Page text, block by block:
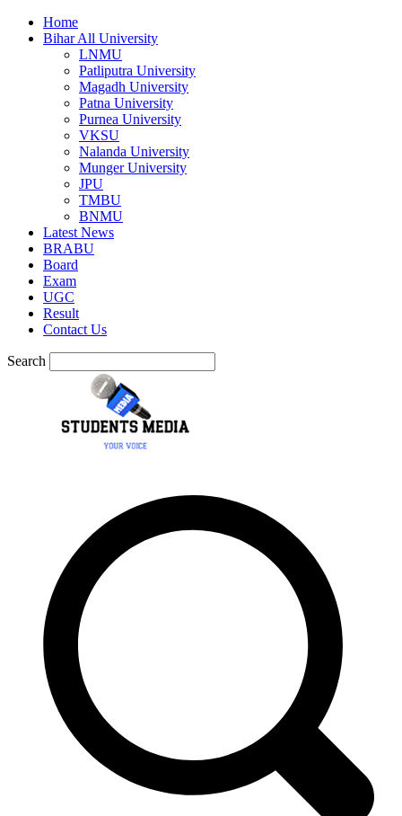
Home
Bihar All University
LNMU
Patliputra University
Magadh University
Patna University
Purnea University
VKSU
Nalanda University
Munger University
JPU
TMBU
BNMU
Latest News
BRABU
Board
Exam
UGC
Result
Contact Us
Search